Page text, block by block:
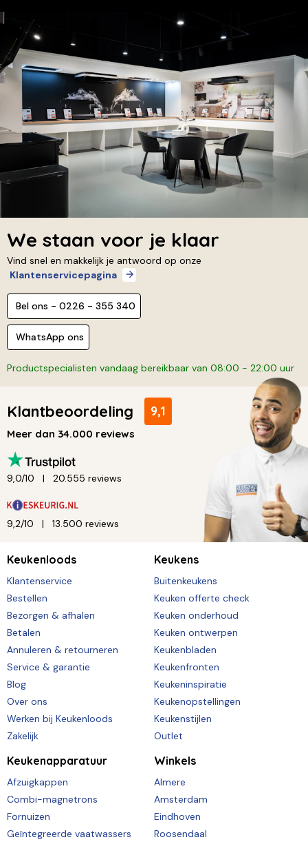
We staan voor je klaar
Vind snel en makkelijk je antwoord op onze
Klantenservicepagina
Bel ons - 0226 - 355 340
WhatsApp ons
Productspecialisten vandaag bereikbaar van 08:00 - 22:00 uur
Klantbeoordeling 9,1
Meer dan 34.000 reviews
9,0/10 20.555 reviews
9,2/10 13.500 reviews
Keukenloods
Klantenservice
Bestellen
Bezorgen & afhalen
Betalen
Annuleren & retourneren
Service & garantie
Blog
Over ons
Werken bij Keukenloods
Zakelijk
Keukens
Buitenkeukens
Keuken offerte check
Keuken onderhoud
Keuken ontwerpen
Keukenbladen
Keukenfronten
Keukeninspiratie
Keukenopstellingen
Keukenstijlen
Outlet
Keukenapparatuur
Afzuigkappen
Combi-magnetrons
Fornuizen
Geïntegreerde vaatwassers
Winkels
Almere
Amsterdam
Eindhoven
Roosendaal